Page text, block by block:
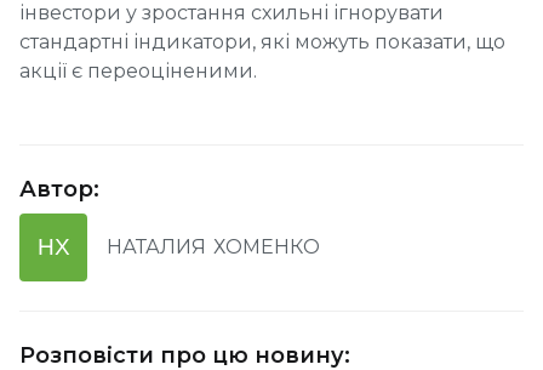
інвестори у зростання схильні ігнорувати
стандартні індикатори, які можуть показати, що
акції є переоціненими.
Автор:
НХ НАТАЛИЯ ХОМЕНКО
Розповісти про цю новину: